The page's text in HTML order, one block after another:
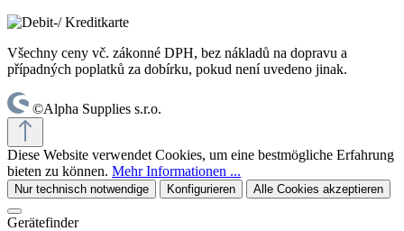
Všechny ceny vč. zákonné DPH, bez nákladů na dopravu a
případných poplatků za dobírku, pokud není uvedeno jinak.
©Alpha Supplies s.r.o.
Diese Website verwendet Cookies, um eine bestmögliche Erfahrung
bieten zu können. Mehr Informationen ...
Nur technisch notwendige Konfigurieren Alle Cookies akzeptieren
Gerätefinder